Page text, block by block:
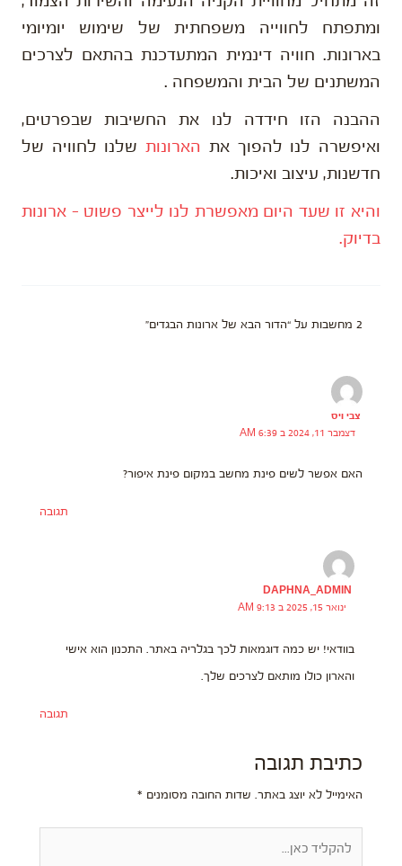
ומתפתח לחווייה משפחתית של שימוש יומיומי
בארונות. חוויה דינמית המתעדכנת בהתאם לצרכים
המשתנים של הבית והמשפחה .
ההבנה הזו חידדה לנו את החשיבות שבפרטים,
ואיפשרה לנו להפוך את הארונותשלנו לחוויה של
חדשנות, עיצוב ואיכות.
והיא זו שעד היום מאפשרת לנו לייצר פשוט – ארונות
בדיוק.
2 מחשבות על “הדור הבא של ארונות הבגדים”
צבי ויס
דצמבר 11, 2024 ב 6:39 AM
האם אפשר לשים פינת מחשב במקום פינת איפור?
תגובה
DAPHNA_ADMIN
ינואר 15, 2025 ב 9:13 AM
בוודאי! יש כמה דוגמאות לכך בגלריה באתר. התכנון הוא אישי
והארון כולו מותאם לצרכים שלך.
תגובה
כתיבת תגובה
האימייל לא יוצג באתר. שדות החובה מסומנים *
להקליד